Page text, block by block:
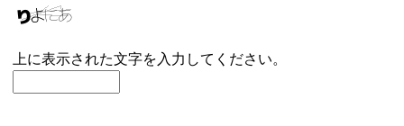
上に表示された文字を入力してください。